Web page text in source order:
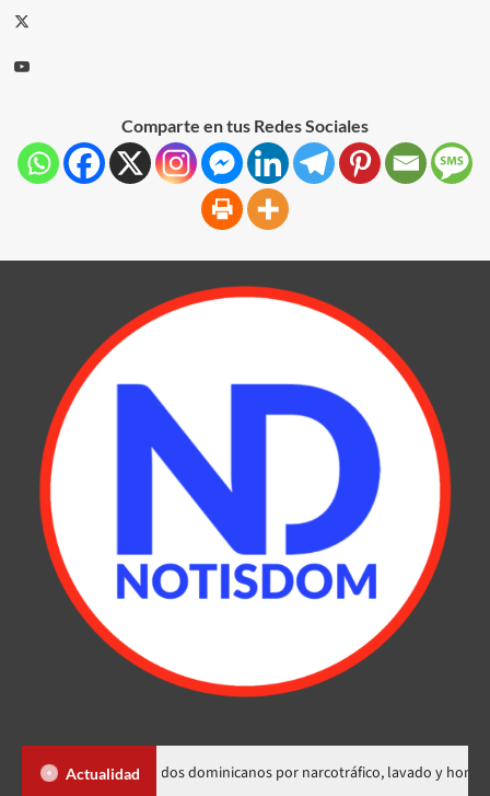
Comparte en tus Redes Sociales
Actualidad
de dos dominicanos por narcotráfico, lavado y homicidio